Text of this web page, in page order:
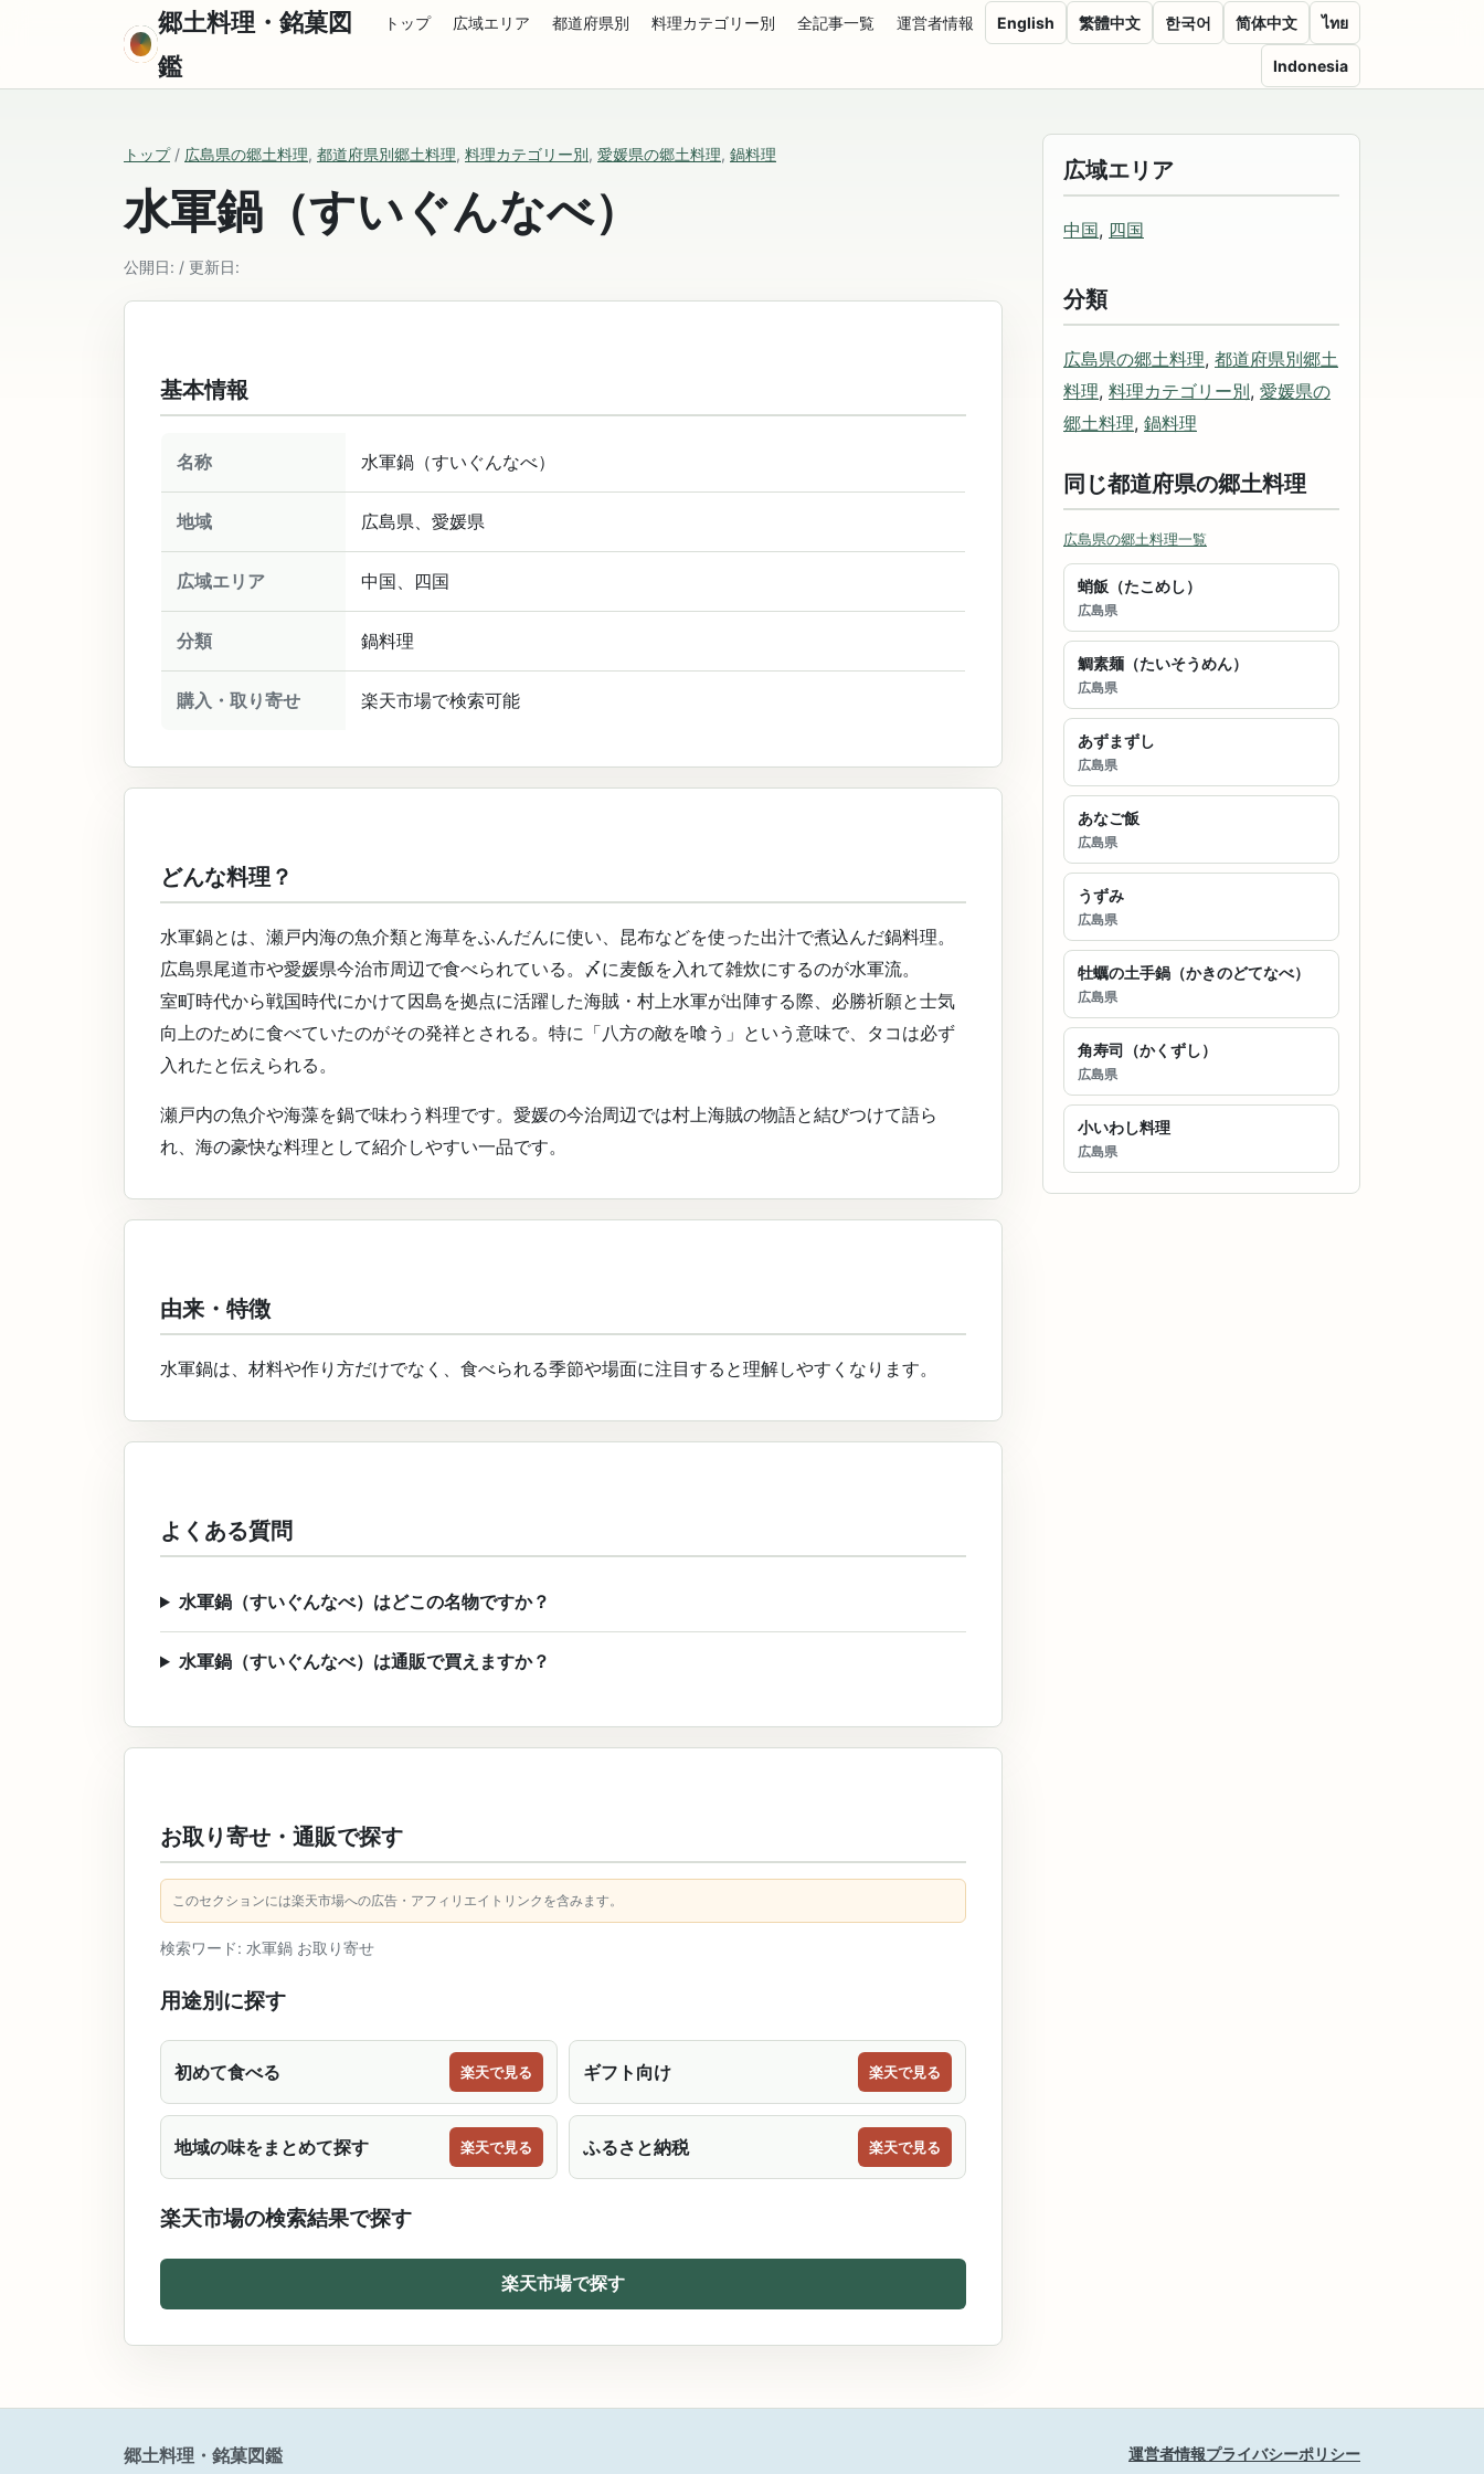
郷土料理・銘菓図
鑑
トップ 広域エリア 都道府県別 料理カテゴリー別 全記事一覧 運営者情報 English 繁體中文 한국어 简体中文 ไทย
Indonesia
トップ/ 広島県の郷土料理, 都道府県別郷土料理, 料理カテゴリー別, 愛媛県の郷土料理, 鍋料理
水軍鍋（すいぐんなべ）
公開日: / 更新日:
基本情報
名称 水軍鍋（すいぐんなべ）
地域 広島県、愛媛県
広域エリア 中国、四国
分類 鍋料理
購入・取り寄せ 楽天市場で検索可能
どんな料理？
水軍鍋とは、瀬戸内海の魚介類と海草をふんだんに使い、昆布などを使った出汁で煮込んだ鍋料理。
広島県尾道市や愛媛県今治市周辺で食べられている。〆に麦飯を入れて雑炊にするのが水軍流。
室町時代から戦国時代にかけて因島を拠点に活躍した海賊・村上水軍が出陣する際、必勝祈願と士気
向上のために食べていたのがその発祥とされる。特に「八方の敵を喰う」という意味で、タコは必ず
入れたと伝えられる。
瀬戸内の魚介や海藻を鍋で味わう料理です。愛媛の今治周辺では村上海賊の物語と結びつけて語ら
れ、海の豪快な料理として紹介しやすい一品です。
由来・特徴
水軍鍋は、材料や作り方だけでなく、食べられる季節や場面に注目すると理解しやすくなります。
よくある質問
水軍鍋（すいぐんなべ）はどこの名物ですか？
水軍鍋（すいぐんなべ）は通販で買えますか？
お取り寄せ・通販で探す
このセクションには楽天市場への広告・アフィリエイトリンクを含みます。
検索ワード: 水軍鍋 お取り寄せ
用途別に探す
初めて食べる 楽天で見る ギフト向け 楽天で見る
地域の味をまとめて探す 楽天で見る ふるさと納税 楽天で見る
楽天市場の検索結果で探す
楽天市場で探す
広域エリア
中国, 四国
分類
広島県の郷土料理, 都道府県別郷土
料理, 料理カテゴリー別, 愛媛県の
郷土料理, 鍋料理
同じ都道府県の郷土料理
広島県の郷土料理一覧
蛸飯（たこめし）
広島県
鯛素麺（たいそうめん）
広島県
あずまずし
広島県
あなご飯
広島県
うずみ
広島県
牡蠣の土手鍋（かきのどてなべ）
広島県
角寿司（かくずし）
広島県
小いわし料理
広島県
郷土料理・銘菓図鑑 運営者情報プライバシーポリシー